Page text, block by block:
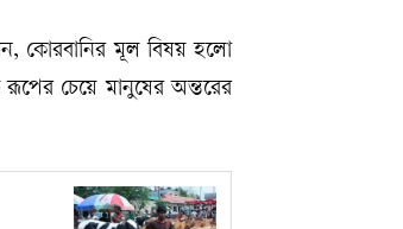
কোরবানির মূল বিষয় হলো
রূপের চেয়ে মানুষের অন্তরের